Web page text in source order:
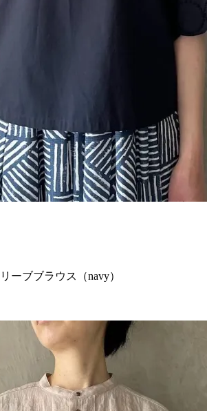
ーブブラウス（navy）